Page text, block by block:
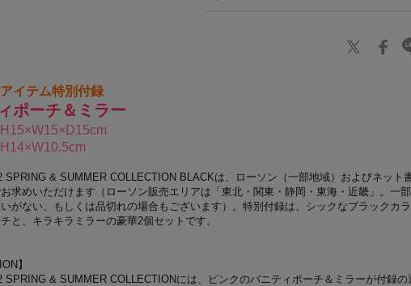
イテム特別付録
ポーチ＆ミラー
SPRING & SUMMER COLLECTION BLACKは、ローソン（一部地域）およびネット
求めいただけます（ローソン販売エリアは「東北・関東・静岡・東海・近畿」。一
がない、もしくは品切れの場合もございます）。特別付録は、シックなブラックカ
と、キラキラミラーの豪華2個セットです。
】
SPRING & SUMMER COLLECTIONには、ピンクのバニティポーチ＆ミラーが付録の